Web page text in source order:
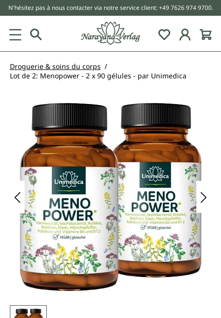
principal
N'hésitez pas à nous contacter via notre service client: +49 7626 974 9700.
Droguerie & soins du corps
Lot de 2: Menopower - 2 x 90 gélules - par Unimedica
Ignorer la galerie d'images